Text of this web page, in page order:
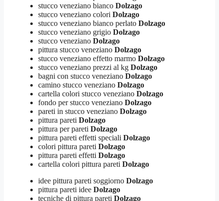
stucco veneziano bianco Dolzago
stucco veneziano colori Dolzago
stucco veneziano bianco perlato Dolzago
stucco veneziano grigio Dolzago
stucco veneziano Dolzago
pittura stucco veneziano Dolzago
stucco veneziano effetto marmo Dolzago
stucco veneziano prezzi al kg Dolzago
bagni con stucco veneziano Dolzago
camino stucco veneziano Dolzago
cartella colori stucco veneziano Dolzago
fondo per stucco veneziano Dolzago
pareti in stucco veneziano Dolzago
pittura pareti Dolzago
pittura per pareti Dolzago
pittura pareti effetti speciali Dolzago
colori pittura pareti Dolzago
pittura pareti effetti Dolzago
cartella colori pittura pareti Dolzago
idee pittura pareti soggiorno Dolzago
pittura pareti idee Dolzago
tecniche di pittura pareti Dolzago